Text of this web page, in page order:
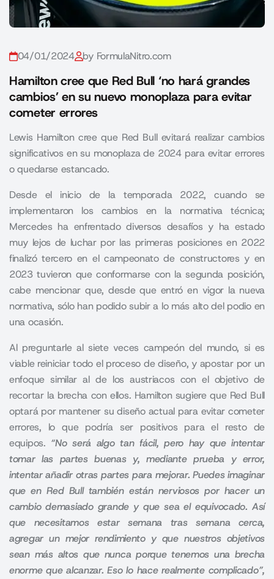
04/01/2024 by FormulaNitro.com
Hamilton cree que Red Bull ‘no hará grandes
cambios’ en su nuevo monoplaza para evitar
cometer errores
Lewis Hamilton cree que Red Bull evitará realizar cambios
significativos en su monoplaza de 2024 para evitar errores
o quedarse estancado.
Desde el inicio de la temporada 2022, cuando se
implementaron los cambios en la normativa técnica;
Mercedes ha enfrentado diversos desafíos y ha estado
muy lejos de luchar por las primeras posiciones en 2022
finalizó tercero en el campeonato de constructores y en
2023 tuvieron que conformarse con la segunda posición,
cabe mencionar que, desde que entró en vigor la nueva
normativa, sólo han podido subir a lo más alto del podio en
una ocasión.
Al preguntarle al siete veces campeón del mundo, si es
viable reiniciar todo el proceso de diseño, y apostar por un
enfoque similar al de los austriacos con el objetivo de
recortar la brecha con ellos. Hamilton sugiere que Red Bull
optará por mantener su diseño actual para evitar cometer
errores, lo que podría ser positivos para el resto de
equipos. “No será algo tan fácil, pero hay que intentar
tomar las partes buenas y, mediante prueba y error,
intentar añadir otras partes para mejorar. Puedes imaginar
que en Red Bull también están nerviosos por hacer un
cambio demasiado grande y que sea el equivocado. Así
que necesitamos estar semana tras semana cerca,
agregar un mejor rendimiento y que nuestros objetivos
sean más altos que nunca porque tenemos una brecha
enorme que alcanzar. Eso lo hace realmente complicado”,